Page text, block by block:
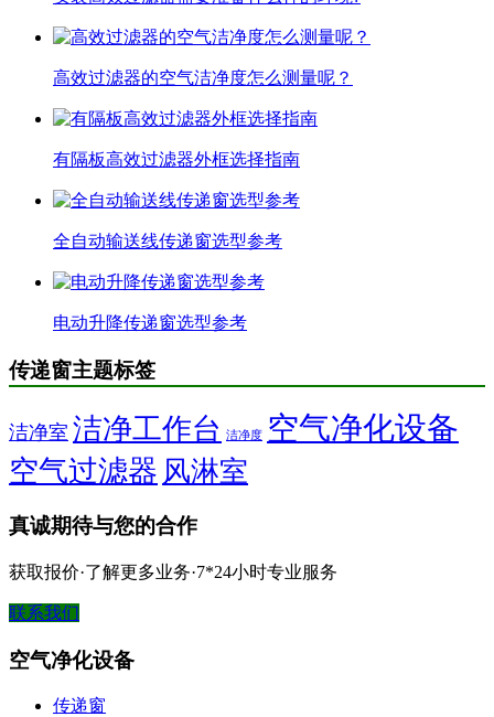
高效过滤器的空气洁净度怎么测量呢？
有隔板高效过滤器外框选择指南
全自动输送线传递窗选型参考
电动升降传递窗选型参考
传递窗主题标签
洁净室 洁净工作台 洁净度 空气净化设备
空气过滤器 风淋室
真诚期待与您的合作
获取报价·了解更多业务·7*24小时专业服务
联系我们
空气净化设备
传递窗